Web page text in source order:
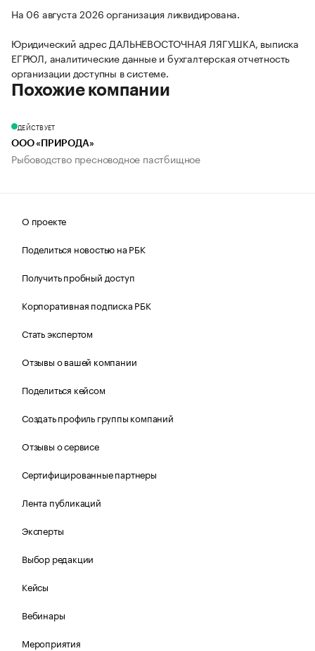
На 06 августа 2026 организация ликвидирована.
Юридический адрес ДАЛЬНЕВОСТОЧНАЯ ЛЯГУШКА, выписка
ЕГРЮЛ, аналитические данные и бухгалтерская отчетность
организации доступны в системе.
Похожие компании
ДЕЙСТВУЕТ
ООО «ПРИРОДА»
Рыбоводство пресноводное пастбищное
О проекте
Поделиться новостью на РБК
Получить пробный доступ
Корпоративная подписка РБК
Стать экспертом
Отзывы о вашей компании
Поделиться кейсом
Создать профиль группы компаний
Отзывы о сервисе
Сертифицированные партнеры
Лента публикаций
Эксперты
Выбор редакции
Кейсы
Вебинары
Мероприятия